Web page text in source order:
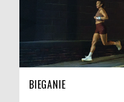
BIEGANIE